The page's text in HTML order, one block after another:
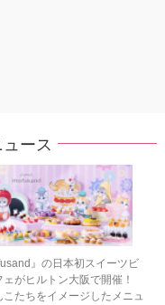
ース
』の日本初スイーツビ
ェがヒルトン大阪で開催！
こたちをイメージしたメニュ